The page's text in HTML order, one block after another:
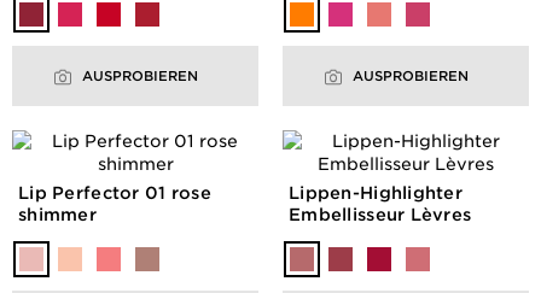
AUSPROBIEREN AUSPROBIEREN
Lip Perfector 01 rose
shimmer
Lippen-Highlighter
Embellisseur Lèvres